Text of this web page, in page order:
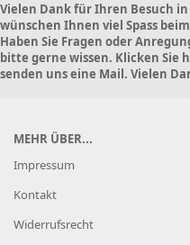
Vielen Dank für Ihren Besuch
wünschen Ihnen viel Spass
Haben Sie Fragen oder
bitte gerne wissen. Klicken
senden uns eine Mail. Vielen
MEHR ÜBER...
Impressum
Kontakt
Widerrufsrecht